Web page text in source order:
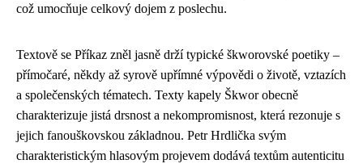
což umocňuje celkový dojem z poslechu.
Textově se Příkaz zněl jasně drží typické škworovské poetiky –
přímočaré, někdy až syrově upřímné výpovědi o životě, vztazích
a společenských tématech. Texty kapely Škwor obecně
charakterizuje jistá drsnost a nekompromisnost, která rezonuje s
jejich fanouškovskou základnou. Petr Hrdlička svým
charakteristickým hlasovým projevem dodává textům autenticitu